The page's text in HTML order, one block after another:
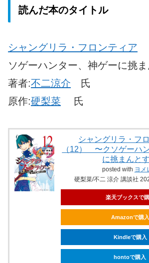
読んだ本のタイトル
シャングリラ・フロンティア
ソゲーハンター、神ゲーに挑ま
著者:不二涼介 氏
原作:硬梨菜 氏
シャングリラ・フ
（12） 〜クソゲーハ
に挑まんと
posted with ヨメ
硬梨菜/不二 涼介 講談社
楽天ブックスで
Amazonで購入
Kindleで購入
hontoで購入